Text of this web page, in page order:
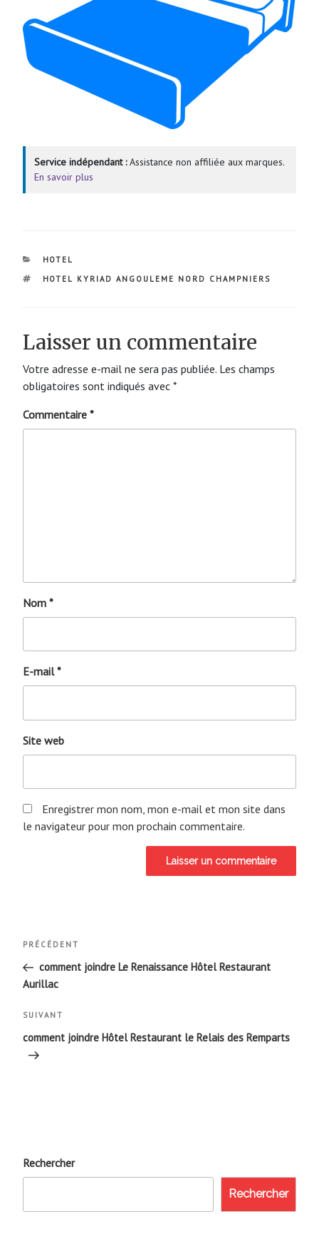
Service indépendant :Assistance non affiliée aux marques.
En savoir plus
CATÉGORIES
HOTEL
ÉTIQUETTES
HOTEL KYRIAD ANGOULEME NORD CHAMPNIERS
Laisser un commentaire
Votre adresse e-mail ne sera pas publiée. Les champs
obligatoires sont indiqués avec *
Commentaire *
Nom *
E-mail*
Site web
Enregistrer mon nom, mon e-mail et mon site dans
le navigateur pour mon prochain commentaire.
Navigation
de
l’article
Article
précédent
PRÉCÉDENT
comment joindre Le Renaissance Hôtel Restaurant
Aurillac
Article
suivant
SUIVANT
comment joindre Hôtel Restaurant le Relais des Remparts
Rechercher
Rechercher